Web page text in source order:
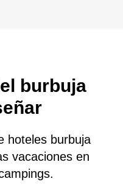
burbuja
hoteles burbuja
vacaciones en